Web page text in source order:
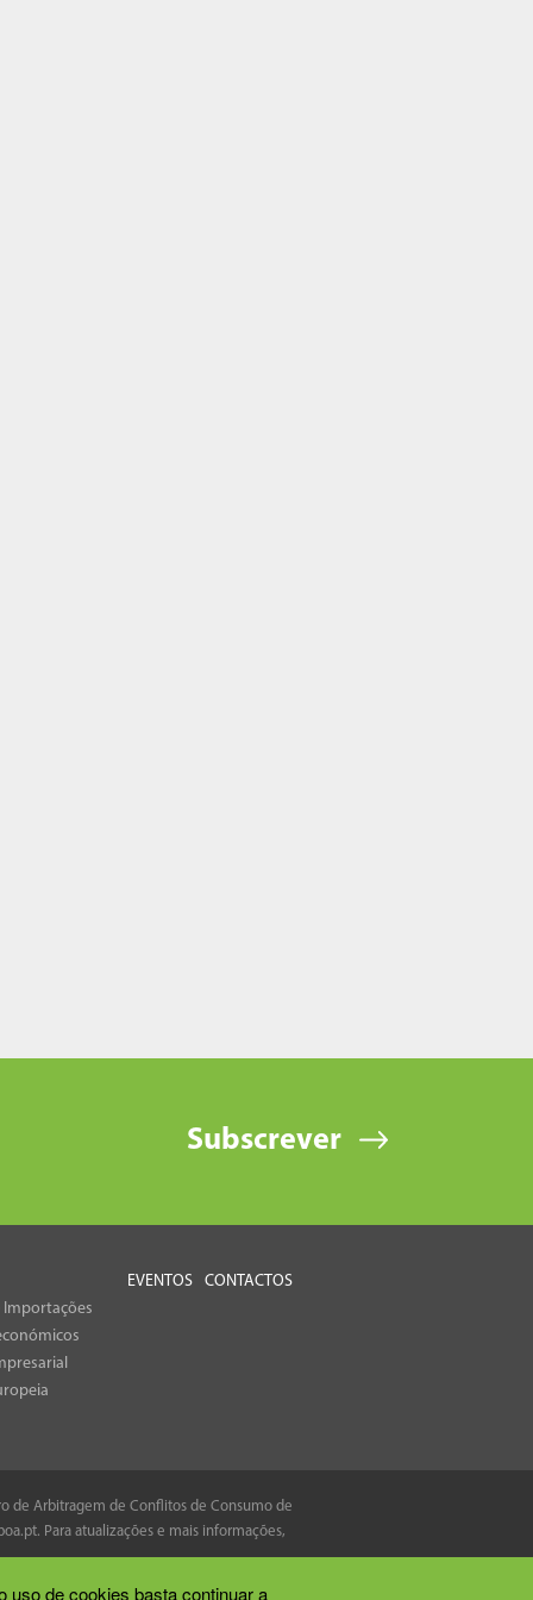
uso de cookies basta continuar a
Subscrever
Importações
EVENTOS CONTACTOS
de Arbitragem de Conflitos de Consumo de
. Para atualizações e mais informações,